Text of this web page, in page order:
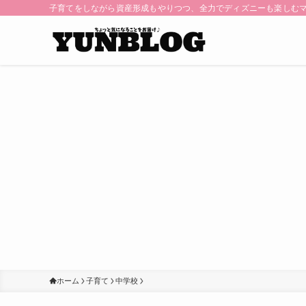
子育てをしながら資産形成もやりつつ、全力でディズニーも楽しむ
ホーム 子育て 中学校